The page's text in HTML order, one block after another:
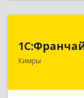
Кимры